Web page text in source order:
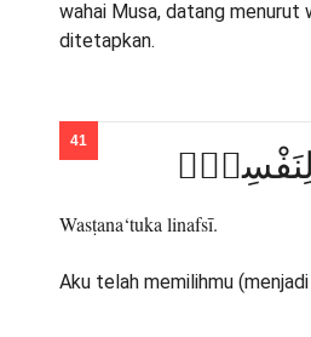
wahai Musa, datang menurut
ditetapkan.
لِنَفْسِيْۚ
Wasṭana‘tuka linafsī.
Aku telah memilihmu